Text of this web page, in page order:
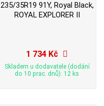
235/35R19 91Y, Royal Black,
ROYAL EXPLORER II
1 734 Kč
Skladem u dodavatele (dodání
do 10 prac. dnů): 12 ks